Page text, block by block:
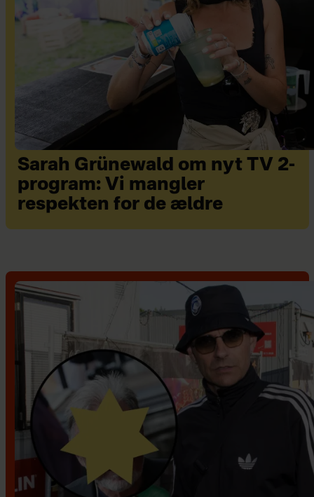
Sarah Grünewald om nyt TV 2-
program: Vi mangler
respekten for de ældre